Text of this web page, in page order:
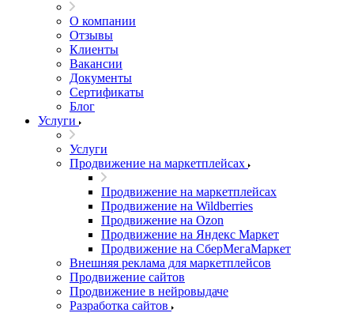
О компании
Отзывы
Клиенты
Вакансии
Документы
Сертификаты
Блог
Услуги
Услуги
Продвижение на маркетплейсах
Продвижение на маркетплейсах
Продвижение на Wildberries
Продвижение на Ozon
Продвижение на Яндекс Маркет
Продвижение на СберМегаМаркет
Внешняя реклама для маркетплейсов
Продвижение сайтов
Продвижение в нейровыдаче
Разработка сайтов